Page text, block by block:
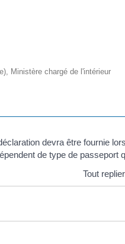
Ministère chargé de l'intérieur
devra être fournie
de type de passeport
Tout replier